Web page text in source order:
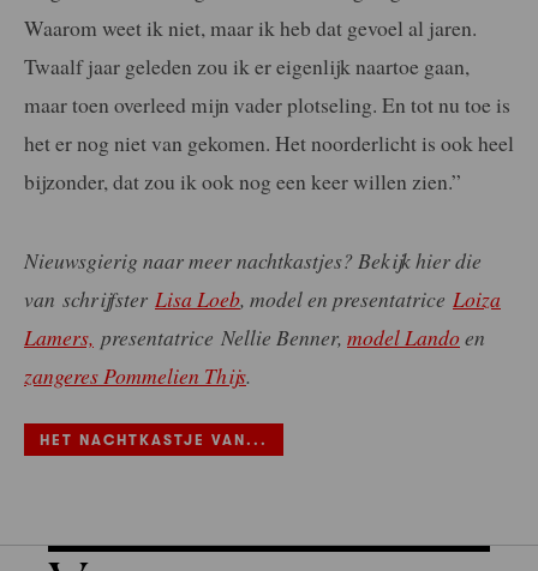
Waarom weet ik niet, maar ik heb dat gevoel al jaren.
Twaalf jaar geleden zou ik er eigenlijk naartoe gaan,
maar toen overleed mijn vader plotseling. En tot nu toe is
het er nog niet van gekomen. Het noorderlicht is ook heel
bijzonder, dat zou ik ook nog een keer willen zien.”
Nieuwsgierig naar meer nachtkastjes? Bekijk hier die
van schrijfster Lisa Loeb, model en presentatrice Loiza
Lamers, presentatrice Nellie Benner, model Landoen
zangeres Pommelien Thijs.
HET NACHTKASTJE VAN...